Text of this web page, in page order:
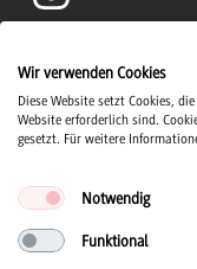
LinkedIn
Wir verwenden Cookies
Diese Website setzt Cookies,
Website erforderlich sind.
gesetzt. Für weitere
Notwendig
Funktional